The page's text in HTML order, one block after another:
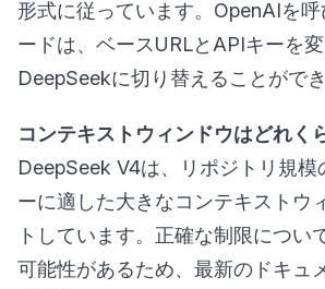
形式に従っています。OpenAIを
ードは、ベースURLとAPIキーを
DeepSeekに切り替えることができ
コンテキストウィンドウはどれく
DeepSeek V4は、リポジトリ規模
ーに適した大きなコンテキストウ
トしています。正確な制限につい
可能性があるため、最新のドキュ